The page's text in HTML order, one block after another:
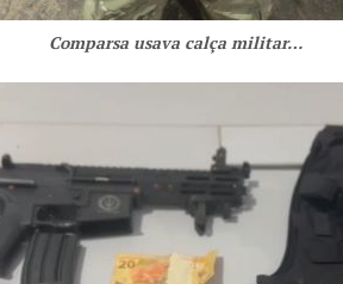
Comparsa usava calça militar…